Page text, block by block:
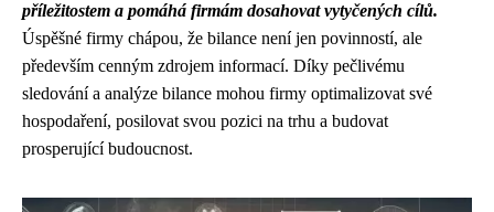
příležitostem a pomáhá firmám dosahovat vytyčených cílů.
Úspěšné firmy chápou, že bilance není jen povinností, ale
především cenným zdrojem informací. Díky pečlivému
sledování a analýze bilance mohou firmy optimalizovat své
hospodaření, posilovat svou pozici na trhu a budovat
prosperující budoucnost.